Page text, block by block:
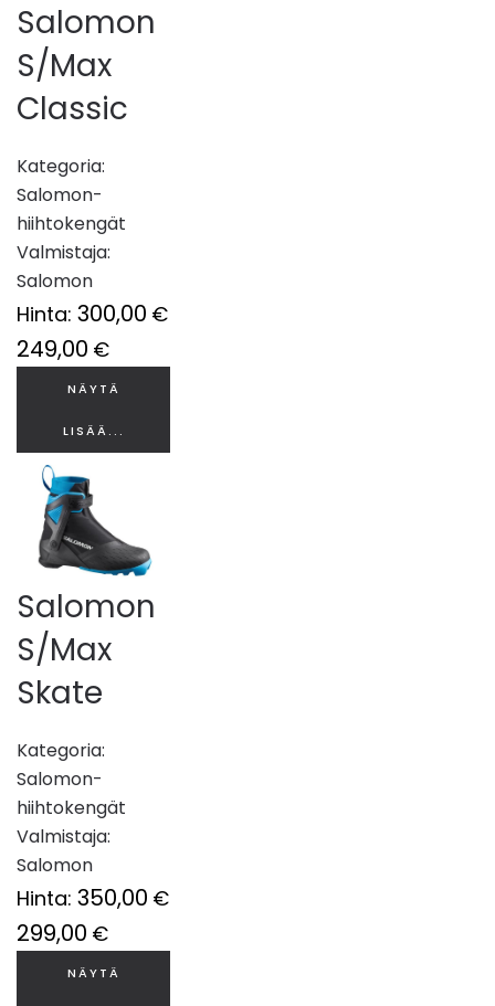
Salomon
S/Max
Classic
Kategoria:
Salomon-
hiihtokengät
Valmistaja:
Salomon
Hinta: 300,00 €
249,00 €
NÄYTÄ
LISÄÄ...
Salomon
S/Max
Skate
Kategoria:
Salomon-
hiihtokengät
Valmistaja:
Salomon
Hinta: 350,00 €
299,00 €
NÄYTÄ